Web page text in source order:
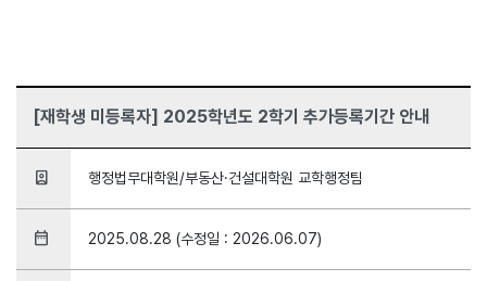
[재학생 미등록자] 2025학년도 2학기 추가등록기간 안내
person_book 행정법무대학원/부동산·건설대학원 교학행정팀
date_range 2025.08.28 (수정일 : 2026.06.07)